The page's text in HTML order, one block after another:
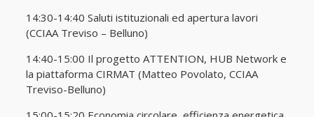
14:30-14:40 Saluti istituzionali ed apertura lavori
(CCIAA Treviso – Belluno)
14:40-15:00 Il progetto ATTENTION, HUB Network e
la piattaforma CIRMAT (Matteo Povolato, CCIAA
Treviso-Belluno)